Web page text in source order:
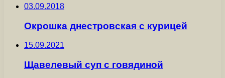
03.09.2018
Окрошка днестровская с курицей
15.09.2021
Щавелевый суп с говядиной